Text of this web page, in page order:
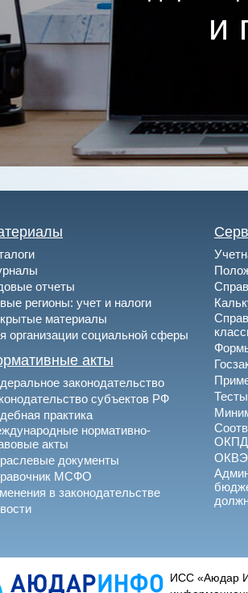
и
отчеты
регионы: учет и налоги
материалы
организации социальной сферы
акты
законодательство
субъектов РФ
практика
нормативно-
акты
документы
МСФО
в законодательстве
ИСС «Аюдар